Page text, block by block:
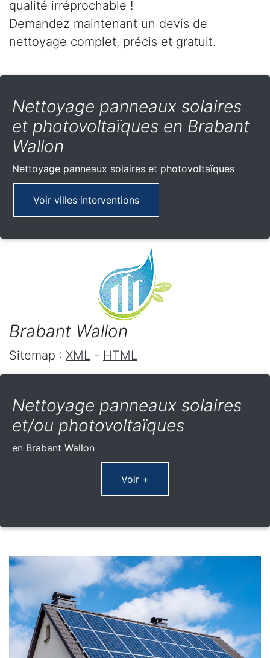
qualité irréprochable !
Demandez maintenant un devis de
nettoyage complet, précis et gratuit.
Nettoyage panneaux solaires
et photovoltaïques en Brabant
Wallon
Nettoyage panneaux solaires et photovoltaïques
Voir villes interventions
Brabant Wallon
Sitemap : XML - HTML
Nettoyage panneaux solaires
et/ou photovoltaïques
en Brabant Wallon
Voir +